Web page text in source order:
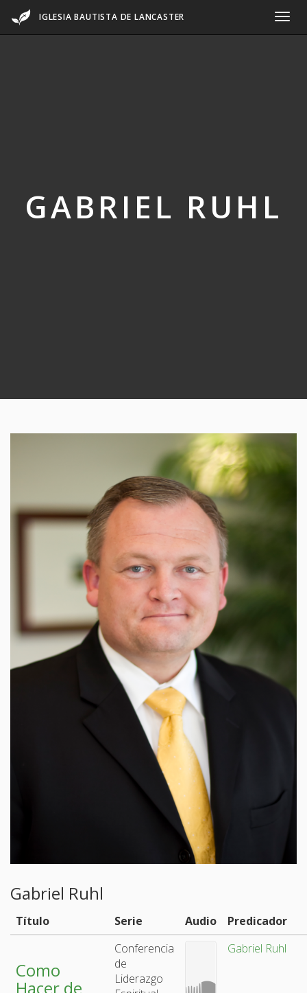
IGLESIA BAUTISTA DE LANCASTER
GABRIEL RUHL
Gabriel Ruhl
Título Serie Audio Predicador
Como
Hacer de
Conferencia
de
Liderazgo
Gabriel Ruhl